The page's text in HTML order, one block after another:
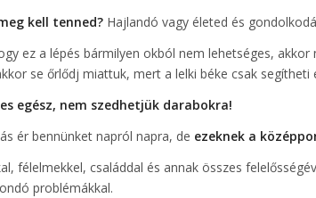
kell tenned? Hajlandó vagy életed és
ez a lépés bármilyen okból nem lehetséges,
se őrlődj miattuk, mert a lelki béke csak segítheti
egész, nem szedhetjük darabokra!
ér bennünket napról napra, de ezeknek a
félelmekkel, családdal és annak összes
problémákkal.